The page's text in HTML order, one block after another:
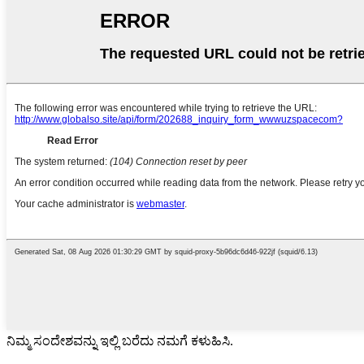
ನಿಮ್ಮ ಸಂದೇಶವನ್ನು ಇಲ್ಲಿ ಬರೆದು ನಮಗೆ ಕಳುಹಿಸಿ.